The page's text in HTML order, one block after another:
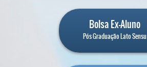
Bolsa Ex-Aluno
Pós Graduação Lato Sensu